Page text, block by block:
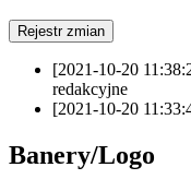
Rejestr zmian
[2021-10-20
redakcyjne
[2021-10-20
Banery/Logo